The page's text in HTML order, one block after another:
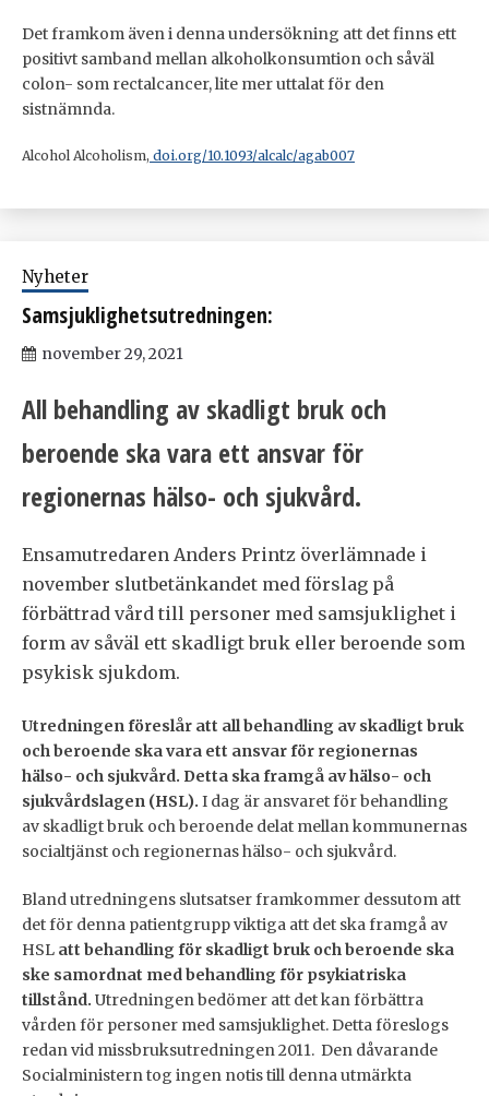
Det framkom även i denna undersökning att det finns ett
positivt samband mellan alkoholkonsumtion och såväl
colon- som rectalcancer, lite mer uttalat för den
sistnämnda.
Alcohol Alcoholism, doi.org/10.1093/alcalc/agab007
Nyheter
Samsjuklighetsutredningen:
november 29, 2021
All behandling av skadligt bruk och
beroende ska vara ett ansvar för
regionernas hälso- och sjukvård.
Ensamutredaren Anders Printz överlämnade i
november slutbetänkandet med förslag på
förbättrad vård till personer med samsjuklighet i
form av såväl ett skadligt bruk eller beroende som
psykisk sjukdom.
Utredningen föreslår att all behandling av skadligt bruk
och beroende ska vara ett ansvar för regionernas
hälso- och sjukvård. Detta ska framgå av hälso- och
sjukvårdslagen (HSL). I dag är ansvaret för behandling
av skadligt bruk och beroende delat mellan kommunernas
socialtjänst och regionernas hälso- och sjukvård.
Bland utredningens slutsatser framkommer dessutom att
det för denna patientgrupp viktiga att det ska framgå av
HSL att behandling för skadligt bruk och beroende ska
ske samordnat med behandling för psykiatriska
tillstånd. Utredningen bedömer att det kan förbättra
vården för personer med samsjuklighet. Detta föreslogs
redan vid missbruksutredningen 2011. Den dåvarande
Socialministern tog ingen notis till denna utmärkta